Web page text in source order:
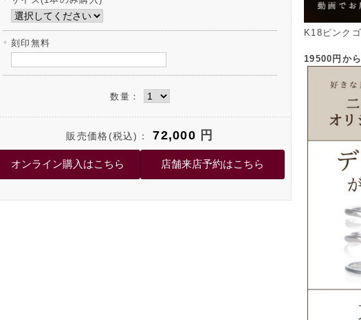
刻印無料
数量：
販売価格(税込)： 72,000 円
K18ピンク
19500円か